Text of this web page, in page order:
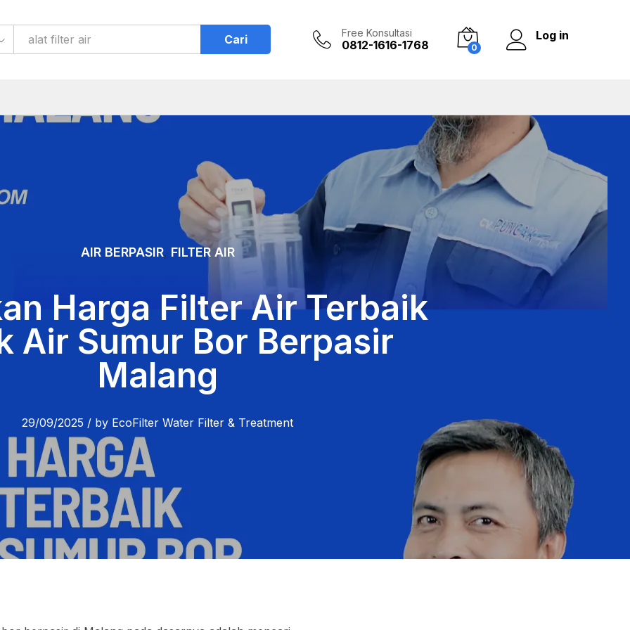
Cari Free Konsultasi
0812-1616-1768 0
Log in
AIR BERPASIR, FILTER AIR
Harga Filter Air Terbaik
Air Sumur Bor Berpasir
Malang
29/09/2025 / by EcoFilter Water Filter & Treatment